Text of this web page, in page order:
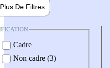
Plus De Filtres
Cadre
Non cadre (3)